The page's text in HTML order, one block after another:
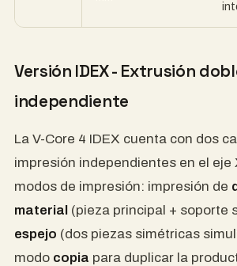
Versión IDEX - Extrusión
independiente
La V-Core 4 IDEX cuenta con dos
impresión independientes en el eje
modos de impresión: impresión de
material (pieza principal + soporte
espejo (dos piezas simétricas
modo copia para duplicar la